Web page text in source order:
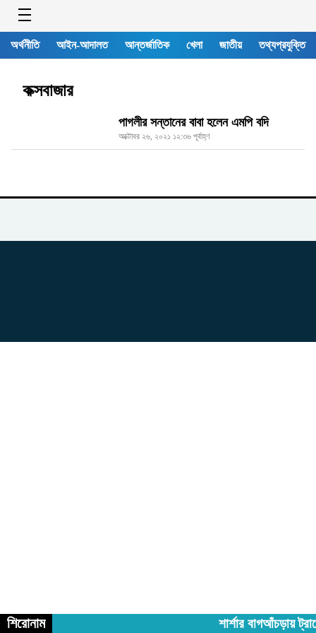
অর্থনীতি আইন-আদালত আন্তর্জাতিক খেলা জাতীয় তথ্যপ্রযুক্তি
কক্সবাজার
পাগলীর সন্তানের বাবা হলেন এমপি বদি
অক্টোবর ২৬, ২০২১ ১২:৩৬ পূর্বাহ্ণ
শিরোনাম শার্শার বাগআঁচড়ায়